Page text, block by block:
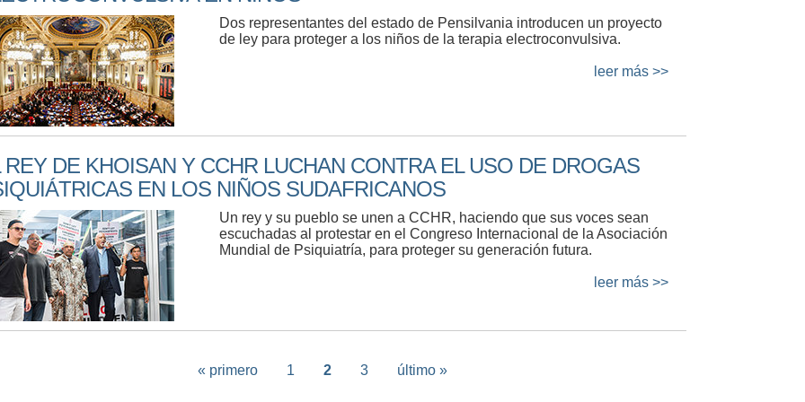
Dos representantes del estado de Pensilvania introducen un proyecto
de ley para proteger a los niños de la terapia electroconvulsiva.
leer más >>
REY DE KHOISAN Y CCHR LUCHAN CONTRA EL USO DE DROGAS
EN LOS NIÑOS SUDAFRICANOS
Un rey y su pueblo se unen a CCHR, haciendo que sus voces sean
escuchadas al protestar en el Congreso Internacional de la Asociación
Mundial de Psiquiatría, para proteger su generación futura.
leer más >>
« primero 1 2 3 último »